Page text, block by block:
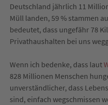
Deutschland jährlich 11
Müll landen, 59 % stammen
bedeutet, dass ungefähr 78
Privathaushalten bei uns
Wenn ich bedenke, dass laut
828 Millionen Menschen
unverständlicher, dass
sind, einfach wegschmissen